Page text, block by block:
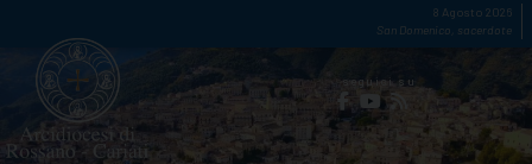
content
8 Agosto 2026
San Domenico, sacerdote
seguici su